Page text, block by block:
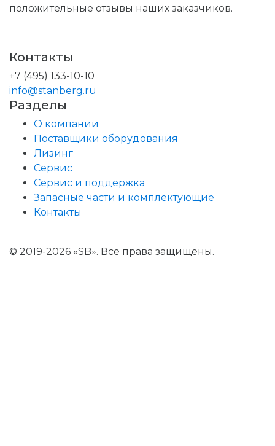
положительные отзывы наших заказчиков.
Контакты
+7 (495) 133-10-10
info@stanberg.ru
Разделы
О компании
Поставщики оборудования
Лизинг
Сервис
Сервис и поддержка
Запасные части и комплектующие
Контакты
© 2019-2026 «SB». Все права защищены.